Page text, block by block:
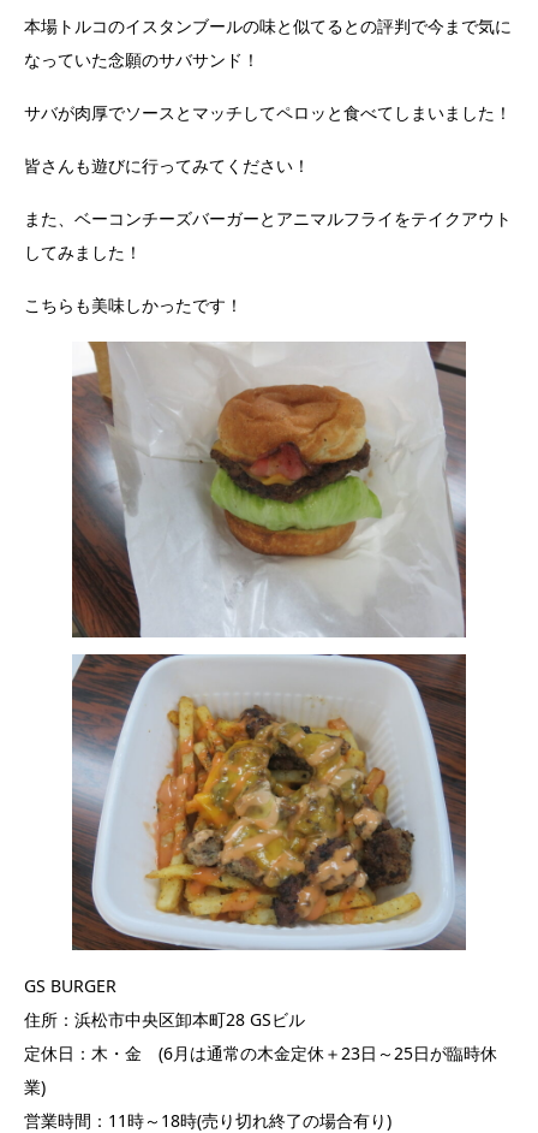
本場トルコのイスタンブールの味と似てるとの評判で今まで気に
なっていた念願のサバサンド！
サバが肉厚でソースとマッチしてペロッと食べてしまいました！
皆さんも遊びに行ってみてください！
また、ベーコンチーズバーガーとアニマルフライをテイクアウト
してみました！
こちらも美味しかったです！
GS BURGER
住所：浜松市中央区卸本町28 GSビル
定休日：木・金 (6月は通常の木金定休＋23日～25日が臨時休
業)
営業時間：11時～18時(売り切れ終了の場合有り)